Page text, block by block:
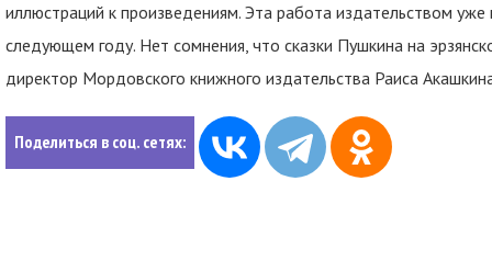
иллюстраций к произведениям. Эта работа издательством уже
следующем году. Нет сомнения, что сказки Пушкина на
директор Мордовского книжного издательства Раиса
Поделиться в соц. сетях: